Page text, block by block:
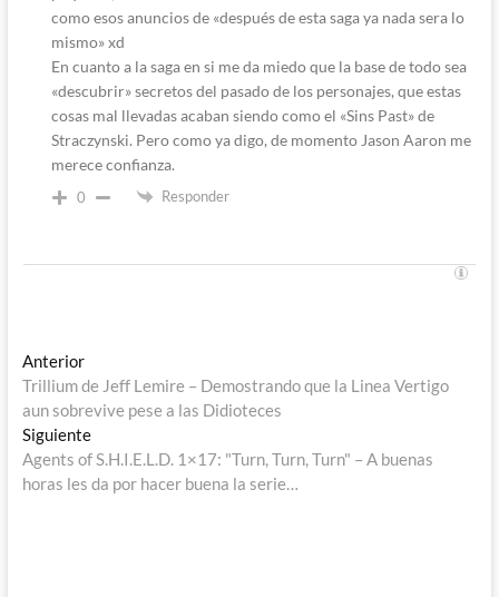
como esos anuncios de «después de esta saga ya nada sera lo
mismo» xd
En cuanto a la saga en si me da miedo que la base de todo sea
«descubrir» secretos del pasado de los personajes, que estas
cosas mal llevadas acaban siendo como el «Sins Past» de
Straczynski. Pero como ya digo, de momento Jason Aaron me
merece confianza.
0 Responder
Navegación
de
entradas
AnteriorEntrada
anterior:
Trillium de Jeff Lemire – Demostrando que la Linea Vertigo
aun sobrevive pese a las Didioteces
SiguienteEntrada
siguiente:
Agents of S.H.I.E.L.D. 1×17: "Turn, Turn, Turn" – A buenas
horas les da por hacer buena la serie…